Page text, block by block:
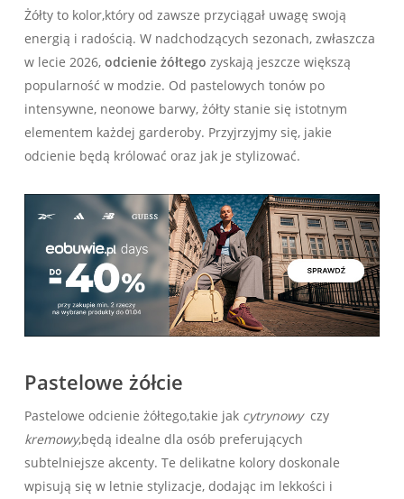
Żółty to kolor,który od zawsze przyciągał uwagę swoją
energią ⁤i radością. W nadchodzących sezonach,⁢ zwłaszcza
w lecie 2026, odcienie ⁤żółtego zyskają jeszcze większą
popularność w modzie. Od pastelowych tonów po
intensywne, neonowe barwy,⁣ żółty stanie się istotnym
elementem każdej garderoby. Przyjrzyjmy się, jakie
odcienie będą królować oraz jak je stylizować.
Pastelowe żółcie
Pastelowe odcienie żółtego,takie jak‌ cytrynowy‍ czy
kremowy,będą idealne dla osób preferujących
subtelniejsze akcenty. Te delikatne kolory doskonale
wpisują się w letnie stylizacje, ⁤dodając im lekkości i